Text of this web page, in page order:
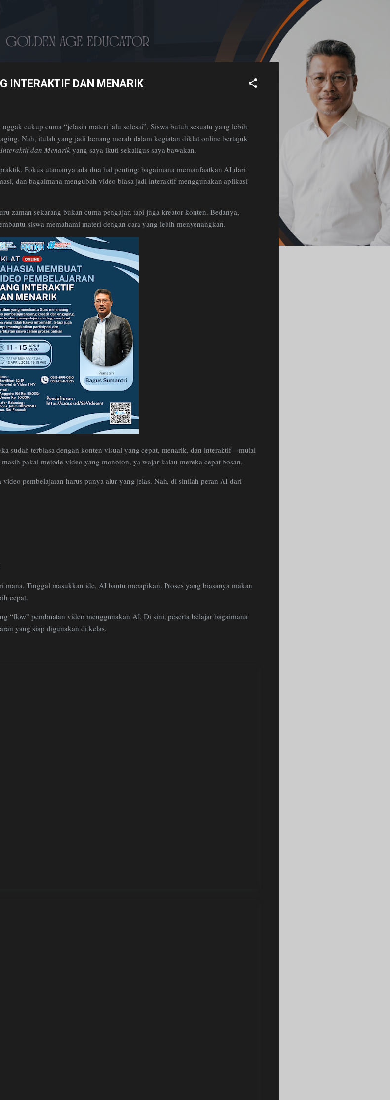
INTERAKTIF DAN MENARIK
cukup cuma “jelasin materi lalu selesai”. Siswa butuh sesuatu yang lebih
Nah, itulah yang jadi benang merah dalam kegiatan diklat online bertajuk
dan Menarikyang saya ikuti sekaligus saya bawakan.
Fokus utamanya ada dua hal penting: bagaimana memanfaatkan AI dari
dan bagaimana mengubah video biasa jadi interaktif menggunakan aplikasi
zaman sekarang bukan cuma pengajar, tapi juga kreator konten. Bedanya,
siswa memahami materi dengan cara yang lebih menyenangkan.
sudah terbiasa dengan konten visual yang cepat, menarik, dan interaktif—mulai
pakai metode video yang monoton, ya wajar kalau mereka cepat bosan.
pembelajaran harus punya alur yang jelas. Nah, di sinilah peran AI dari
Tinggal masukkan ide, AI bantu merapikan. Proses yang biasanya makan
cepat.
“flow” pembuatan video menggunakan AI. Di sini, peserta belajar bagaimana
yang siap digunakan di kelas.